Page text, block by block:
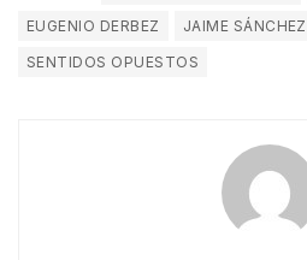
EUGENIO DERBEZ
JAIME
SENTIDOS OPUESTOS